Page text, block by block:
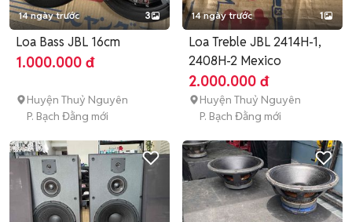
14 ngày trước 3
Loa Bass JBL 16cm
1.000.000 đ
Huyện Thuỷ Nguyên
P. Bạch Đằng mới
14 ngày trước 1
Loa Treble JBL 2414H-1,
2408H-2 Mexico
2.000.000 đ
Huyện Thuỷ Nguyên
P. Bạch Đằng mới